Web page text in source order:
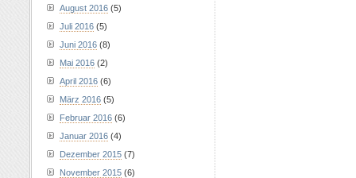
August 2016 (5)
Juli 2016 (5)
Juni 2016 (8)
Mai 2016 (2)
April 2016 (6)
März 2016 (5)
Februar 2016 (6)
Januar 2016 (4)
Dezember 2015 (7)
November 2015 (6)